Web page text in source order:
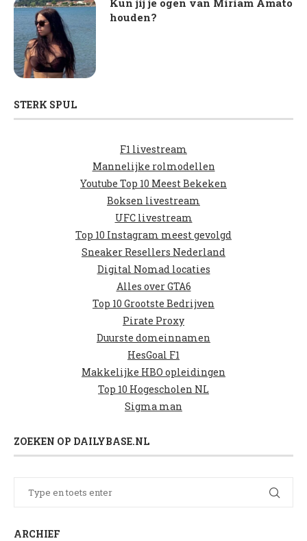
houden?
STERK SPUL
F1 livestream
Mannelijke rolmodellen
Youtube Top 10 Meest Bekeken
Boksen livestream
UFC livestream
Top 10 Instagram meest gevolgd
Sneaker Resellers Nederland
Digital Nomad locaties
Alles over GTA6
Top 10 Grootste Bedrijven
Pirate Proxy
Duurste domeinnamen
HesGoal F1
Makkelijke HBO opleidingen
Top 10 Hogescholen NL
Sigma man
ZOEKEN OP DAILYBASE.NL
ARCHIEF